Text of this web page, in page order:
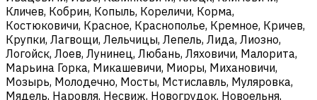
Кличев, Кобрин, Копыль, Кореличи, Корма,
Костюковичи, Красное, Краснополье, Кремное, Кричев,
Крупки, Лагвощи, Лельчицы, Лепель, Лида, Лиозно,
Логойск, Лоев, Лунинец, Любань, Ляховичи, Малорита,
Марьина Горка, Микашевичи, Миоры, Михановичи,
Мозырь, Молодечно, Мосты, Мстиславль, Муляровка,
Мядель, Наровля, Несвиж, Новогрудок, Новоельня,